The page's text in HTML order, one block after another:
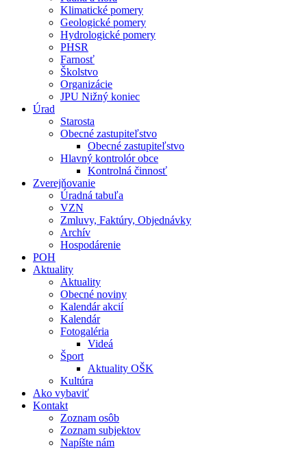
Klimatické pomery
Geologické pomery
Hydrologické pomery
PHSR
Farnosť
Školstvo
Organizácie
JPU Nižný koniec
Úrad
Starosta
Obecné zastupiteľstvo
Obecné zastupiteľstvo
Hlavný kontrolór obce
Kontrolná činnosť
Zverejňovanie
Úradná tabuľa
VZN
Zmluvy, Faktúry, Objednávky
Archív
Hospodárenie
POH
Aktuality
Aktuality
Obecné noviny
Kalendár akcií
Kalendár
Fotogaléria
Videá
Šport
Aktuality OŠK
Kultúra
Ako vybaviť
Kontakt
Zoznam osôb
Zoznam subjektov
Napíšte nám